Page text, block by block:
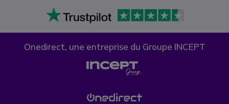
Onedirect, une entreprise du Groupe INCEPT